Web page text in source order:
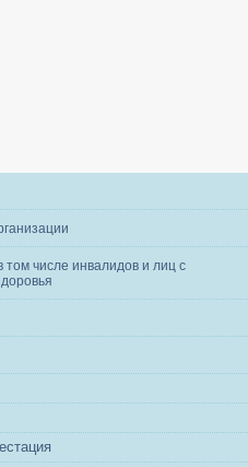
числе инвалидов и лиц с